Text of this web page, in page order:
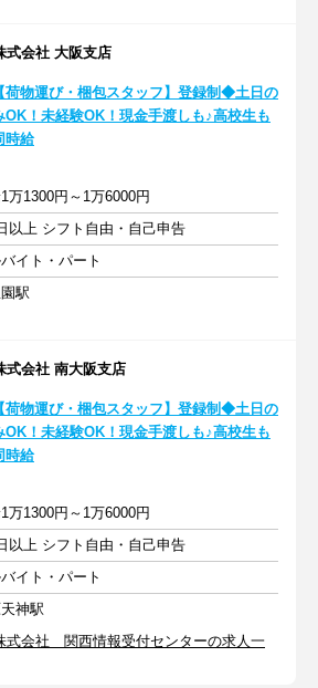
式会社 大阪支店
【荷物運び・梱包スタッフ】登録制◆土日の
OK！未経験OK！現金手渡しも♪高校生も
時給
1万1300円～1万6000円
以上 シフト自由・自己申告
イト・パート
駅
式会社 南大阪支店
【荷物運び・梱包スタッフ】登録制◆土日の
OK！未経験OK！現金手渡しも♪高校生も
時給
1万1300円～1万6000円
以上 シフト自由・自己申告
イト・パート
神駅
式会社 関西情報受付センターの求人一